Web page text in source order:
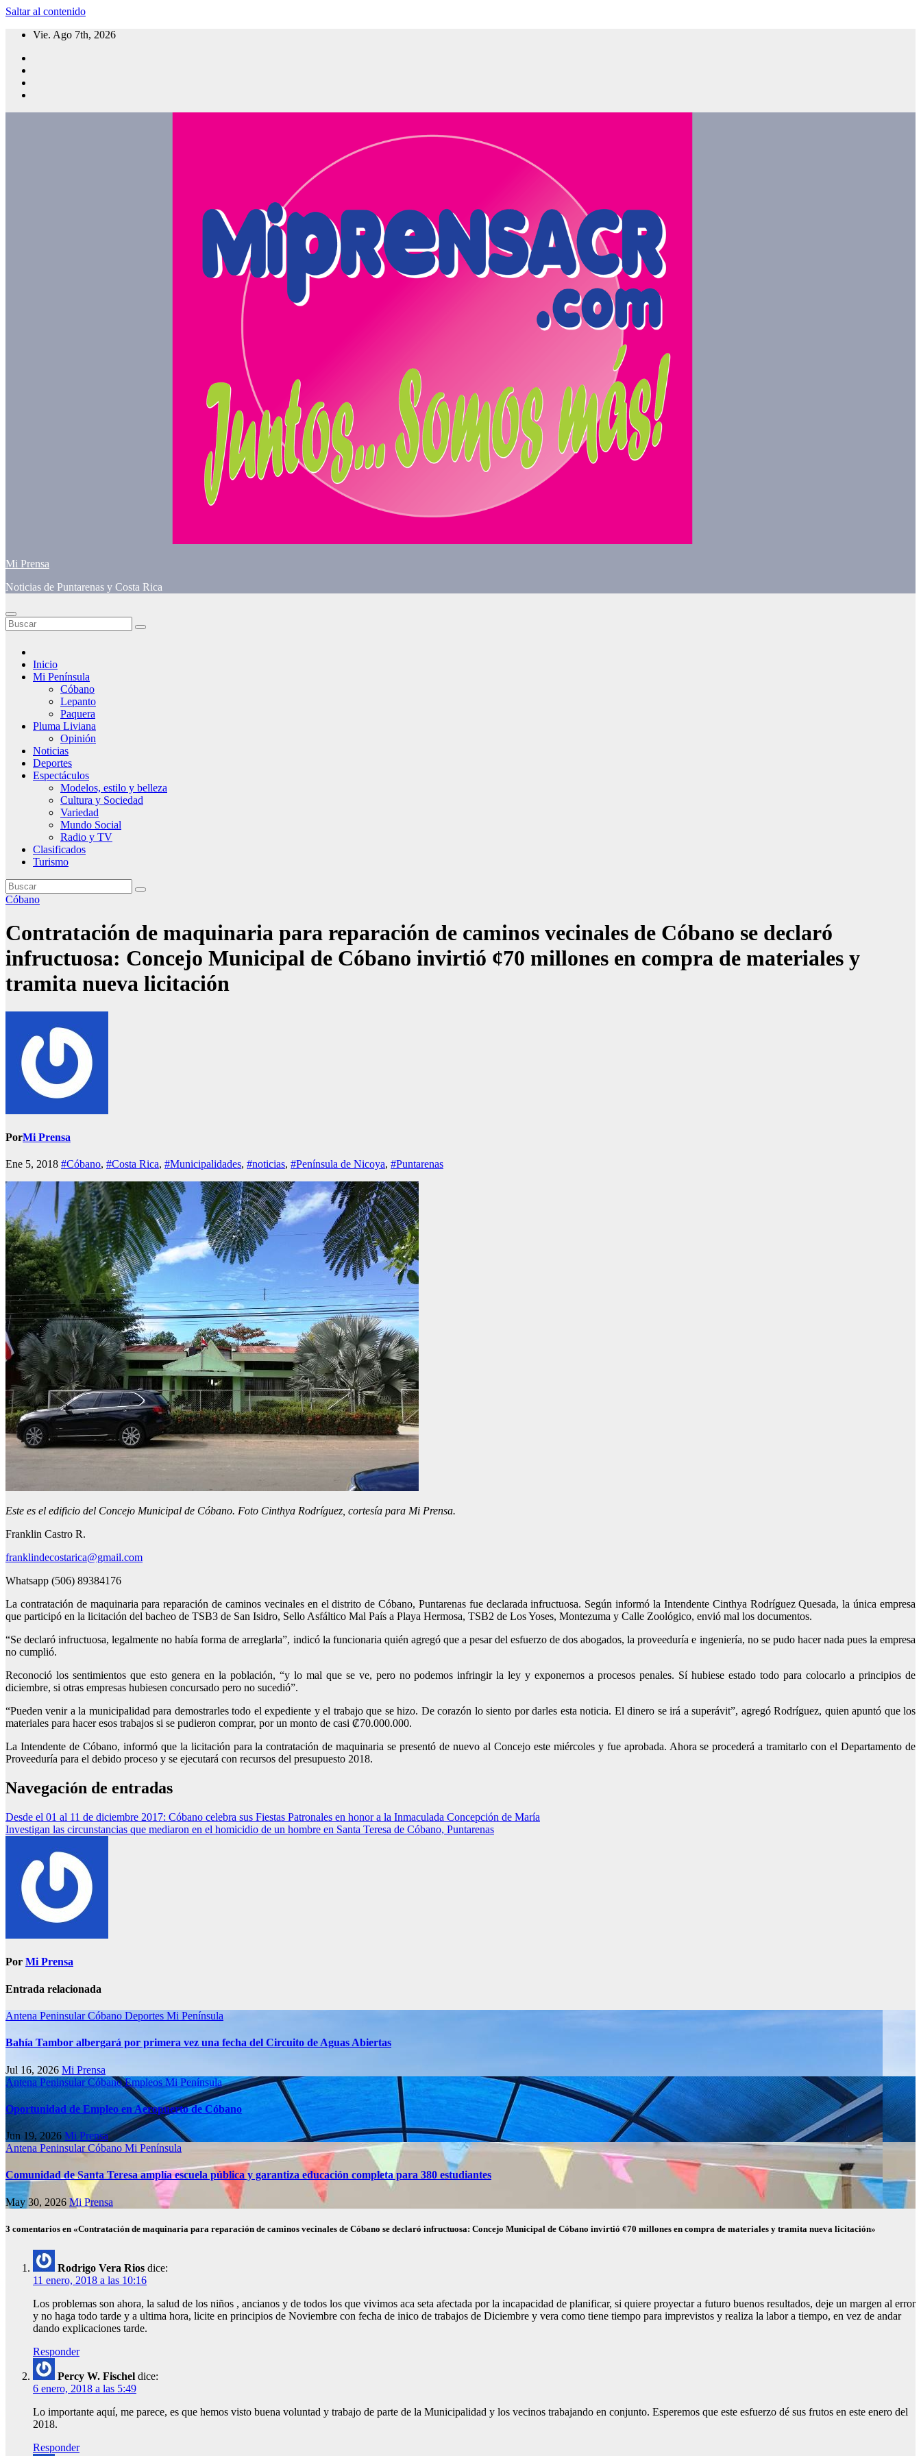
Saltar al contenido
Vie. Ago 7th, 2026
Mi Prensa
Noticias de Puntarenas y Costa Rica
Inicio
Mi Península
Cóbano
Lepanto
Paquera
Pluma Liviana
Opinión
Noticias
Deportes
Espectáculos
Modelos, estilo y belleza
Cultura y Sociedad
Variedad
Mundo Social
Radio y TV
Clasificados
Turismo
Cóbano
Contratación de maquinaria para reparación de caminos vecinales de Cóbano se declaró
infructuosa: Concejo Municipal de Cóbano invirtió ¢70 millones en compra de materiales y
tramita nueva licitación
PorMi Prensa
Ene 5, 2018 #Cóbano, #Costa Rica, #Municipalidades, #noticias, #Península de Nicoya, #Puntarenas
Este es el edificio del Concejo Municipal de Cóbano. Foto Cinthya Rodríguez, cortesía para Mi Prensa.
Franklin Castro R.
franklindecostarica@gmail.com
Whatsapp (506) 89384176
La contratación de maquinaria para reparación de caminos vecinales en el distrito de Cóbano, Puntarenas fue declarada infructuosa. Según informó la Intendente Cinthya Rodríguez Quesada, la única empresa
que participó en la licitación del bacheo de TSB3 de San Isidro, Sello Asfáltico Mal País a Playa Hermosa, TSB2 de Los Yoses, Montezuma y Calle Zoológico, envió mal los documentos.
“Se declaró infructuosa, legalmente no había forma de arreglarla”, indicó la funcionaria quién agregó que a pesar del esfuerzo de dos abogados, la proveeduría e ingeniería, no se pudo hacer nada pues la empresa
no cumplió.
Reconoció los sentimientos que esto genera en la población, “y lo mal que se ve, pero no podemos infringir la ley y exponernos a procesos penales. Sí hubiese estado todo para colocarlo a principios de
diciembre, si otras empresas hubiesen concursado pero no sucedió”.
“Pueden venir a la municipalidad para demostrarles todo el expediente y el trabajo que se hizo. De corazón lo siento por darles esta noticia. El dinero se irá a superávit”, agregó Rodríguez, quien apuntó que los
materiales para hacer esos trabajos si se pudieron comprar, por un monto de casi ₡70.000.000.
La Intendente de Cóbano, informó que la licitación para la contratación de maquinaria se presentó de nuevo al Concejo este miércoles y fue aprobada. Ahora se procederá a tramitarlo con el Departamento de
Proveeduría para el debido proceso y se ejecutará con recursos del presupuesto 2018.
Navegación de entradas
Desde el 01 al 11 de diciembre 2017: Cóbano celebra sus Fiestas Patronales en honor a la Inmaculada Concepción de María
Investigan las circunstancias que mediaron en el homicidio de un hombre en Santa Teresa de Cóbano, Puntarenas
Por Mi Prensa
Entrada relacionada
Antena PeninsularCóbano Deportes Mi Península
Bahía Tambor albergará por primera vez una fecha del Circuito de Aguas Abiertas
Jul 16, 2026 Mi Prensa
Antena PeninsularCóbanoEmpleos Mi Península
Oportunidad de Empleo en Aeropuerto de Cóbano
Jun 19, 2026 Mi Prensa
Antena PeninsularCóbano Mi Península
Comunidad de Santa Teresa amplía escuela pública y garantiza educación completa para 380 estudiantes
May 30, 2026 Mi Prensa
3 comentarios en «Contratación de maquinaria para reparación de caminos vecinales de Cóbano se declaró infructuosa: Concejo Municipal de Cóbano invirtió ¢70 millones en compra de materiales y tramita nueva licitación»
Rodrigo Vera Rios dice:
11 enero, 2018 a las 10:16
Los problemas son ahora, la salud de los niños , ancianos y de todos los que vivimos aca seta afectada por la incapacidad de planificar, si quiere proyectar a futuro buenos resultados, deje un margen al error
y no haga todo tarde y a ultima hora, licite en principios de Noviembre con fecha de inico de trabajos de Diciembre y vera como tiene tiempo para imprevistos y realiza la labor a tiempo, en vez de andar
dando explicaciones tarde.
Responder
Percy W. Fischel dice:
6 enero, 2018 a las 5:49
Lo importante aquí, me parece, es que hemos visto buena voluntad y trabajo de parte de la Municipalidad y los vecinos trabajando en conjunto. Esperemos que este esfuerzo dé sus frutos en este enero del
2018.
Responder